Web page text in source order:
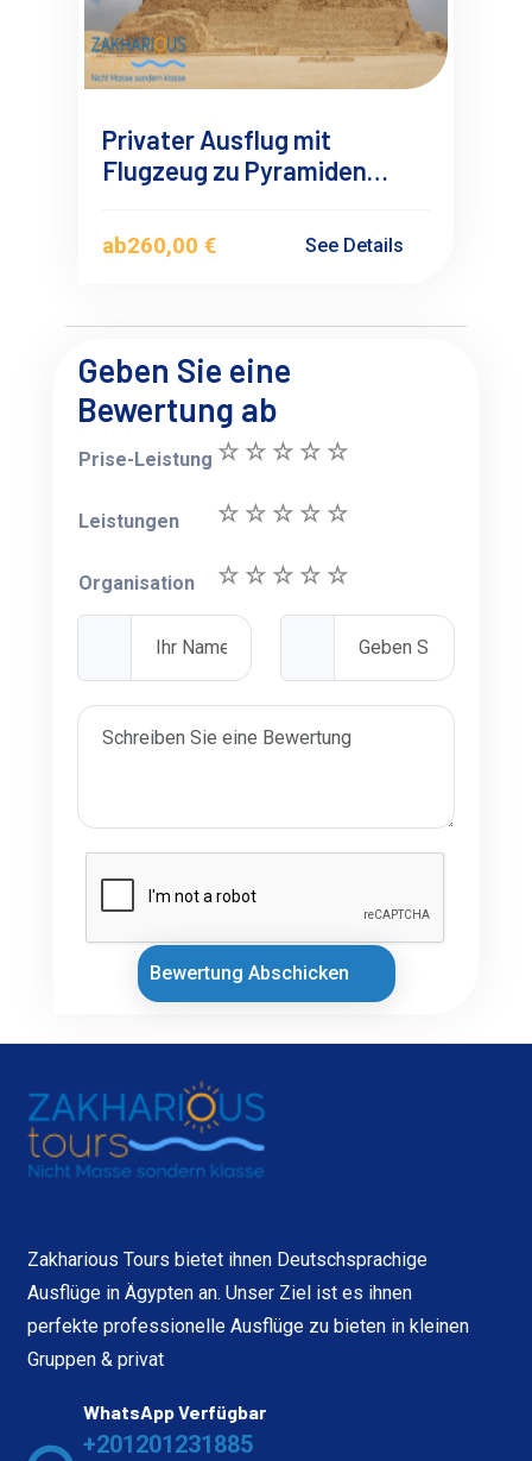
Privater Ausflug mit
Flugzeug zu Pyramiden
Makadi Bay
ab260,00 € See Details
Geben Sie eine
Bewertung ab
Prise-Leistung
Leistungen
Organisation
Bewertung Abschicken
Zakharious Tours bietet ihnen Deutschsprachige
Ausflüge in Ägypten an. Unser Ziel ist es ihnen
perfekte professionelle Ausflüge zu bieten in kleinen
Gruppen & privat
WhatsApp Verfügbar
+201201231885